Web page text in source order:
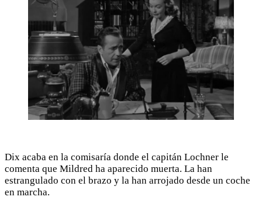
Dix acaba en la comisaría donde el capitán Lochner le
comenta que Mildred ha aparecido muerta. La han
estrangulado con el brazo y la han arrojado desde un coche
en marcha.